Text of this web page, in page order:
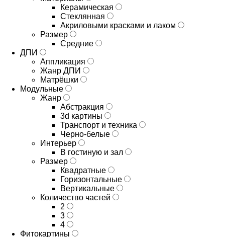
Керамическая
Стеклянная
Акриловыми красками и лаком
Размер
Средние
ДПИ
Аппликация
Жанр ДПИ
Матрёшки
Модульные
Жанр
Абстракция
3d картины
Транспорт и техника
Черно-белые
Интерьер
В гостиную и зал
Размер
Квадратные
Горизонтальные
Вертикальные
Количество частей
2
3
4
Фитокартины